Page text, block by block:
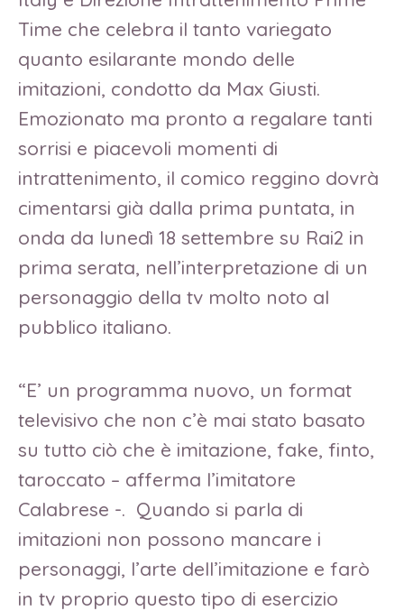
Time che celebra il tanto variegato
quanto esilarante mondo delle
imitazioni, condotto da Max Giusti.
Emozionato ma pronto a regalare tanti
sorrisi e piacevoli momenti di
intrattenimento, il comico reggino dovrà
cimentarsi già dalla prima puntata, in
onda da lunedì 18 settembre su Rai2 in
prima serata, nell’interpretazione di un
personaggio della tv molto noto al
pubblico italiano.
“E’ un programma nuovo, un format
televisivo che non c’è mai stato basato
su tutto ciò che è imitazione, fake, finto,
taroccato – afferma l’imitatore
Calabrese -. Quando si parla di
imitazioni non possono mancare i
personaggi, l’arte dell’imitazione e farò
in tv proprio questo tipo di esercizio